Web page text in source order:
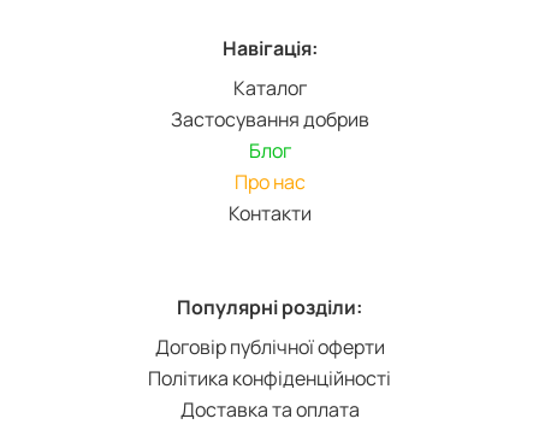
Навігація:
Каталог
Застосування добрив
Блог
Про нас
Контакти
Популярні розділи:
Договір публічної оферти
Політика конфіденційності
Доставка та оплата